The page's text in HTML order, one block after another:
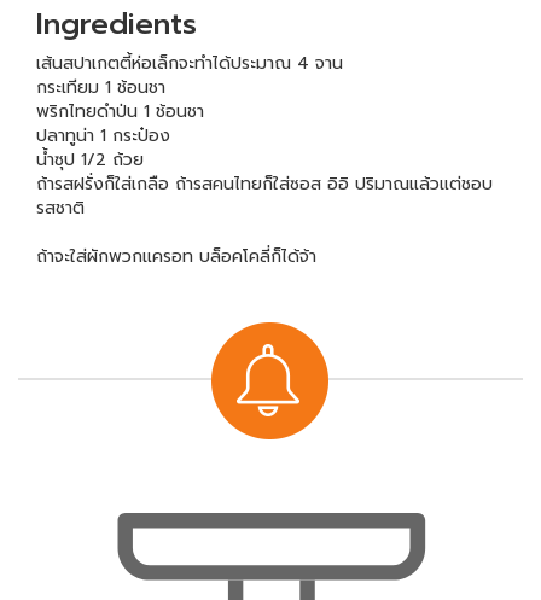
Ingredients
เส้นสปาเกตตี้ห่อเล็กจะทำได้ประมาณ 4 จาน
กระเทียม 1 ช้อนชา
พริกไทยดำป่น 1 ช้อนชา
ปลาทูน่า 1 กระป๋อง
น้ำซุป 1/2 ถ้วย
ถ้ารสฝรั่งก็ใส่เกลือ ถ้ารสคนไทยก็ใส่ซอส อิอิ ปริมาณแล้วแต่ชอบ
รสชาติ
ถ้าจะใส่ผักพวกแครอท บล็อคโคลี่ก็ได้จ้า